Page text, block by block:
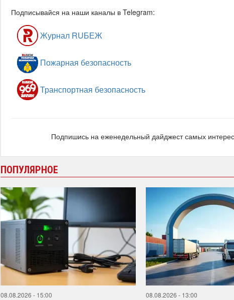
Подписывайся на наши каналы в Telegram:
Журнал RUБЕЖ
Пожарная безопасность
Транспортная безопасность
Подпишись на еженедельный дайджест самых
ПОПУЛЯРНОЕ
08.08.2026 - 15:00 08.08.2026 - 13:00